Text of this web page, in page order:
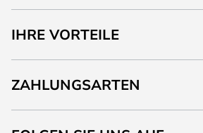
IHRE VORTEILE
ZAHLUNGSARTEN